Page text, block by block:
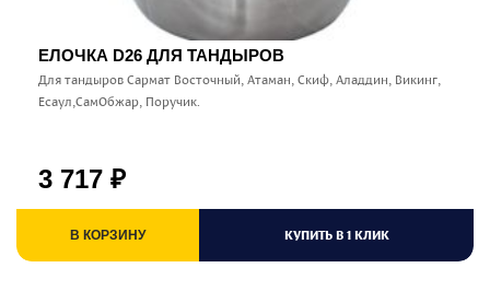
ЕЛОЧКА D26 ДЛЯ ТАНДЫРОВ
Для тандыров Сармат Восточный, Атаман, Скиф, Аладдин, Викинг,
Есаул,СамОбжар, Поручик.
3 717 ₽
В КОРЗИНУ КУПИТЬ В 1 КЛИК